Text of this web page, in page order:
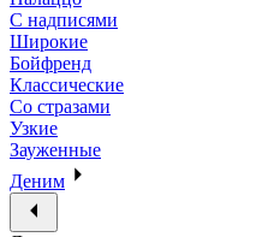
С надписями
Широкие
Бойфренд
Классические
Со стразами
Узкие
Зауженные
Деним